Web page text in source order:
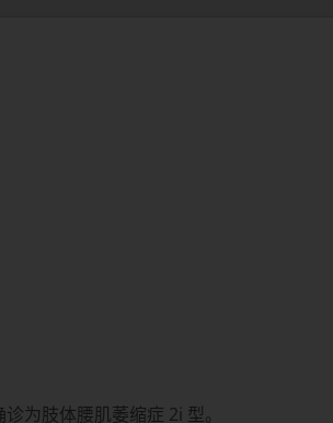
为肢体腰肌萎缩症 2i 型。